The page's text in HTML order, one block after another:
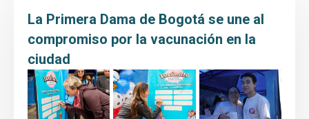
Prensa
Educación al paciente
La Primera Dama de Bogotá se une al
compromiso por la vacunación en la
ciudad